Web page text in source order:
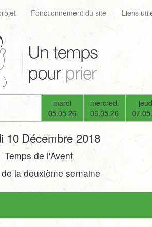
Fonctionnement du site Liens
mardi
05.05.26
mercredi
06.05.26
10 Décembre 2018
Temps de l'Avent
la deuxième semaine